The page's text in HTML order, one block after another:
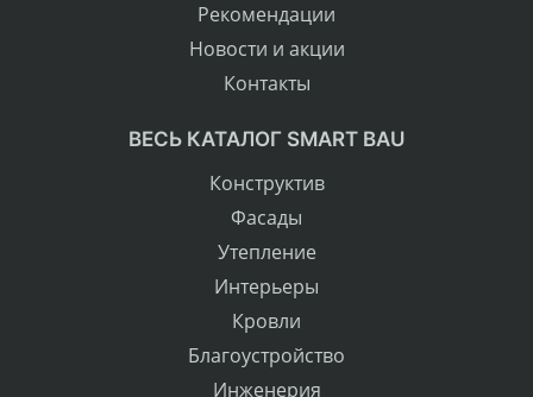
Рекомендации
Новости и акции
Контакты
ВЕСЬ КАТАЛОГ SMART BAU
Конструктив
Фасады
Утепление
Интерьеры
Кровли
Благоустройство
Инженерия